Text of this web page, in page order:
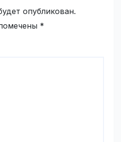
опубликован.
*